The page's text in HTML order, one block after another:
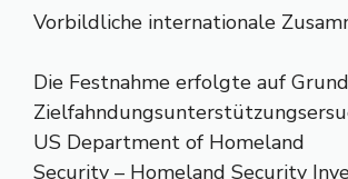
Vorbildliche internationale
Die Festnahme erfolgte auf
US Department of Homeland
Security – Homeland Security